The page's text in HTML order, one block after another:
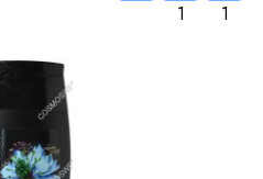
1
1